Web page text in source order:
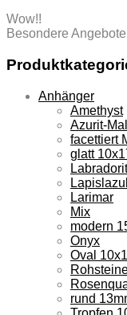
Wow!!
Besondere Angebote
Anhänger
Amethyst
Azurit-
facettiert
glatt
Labradorit
Larimar
Mix
modern
Onyx
Oval
rund